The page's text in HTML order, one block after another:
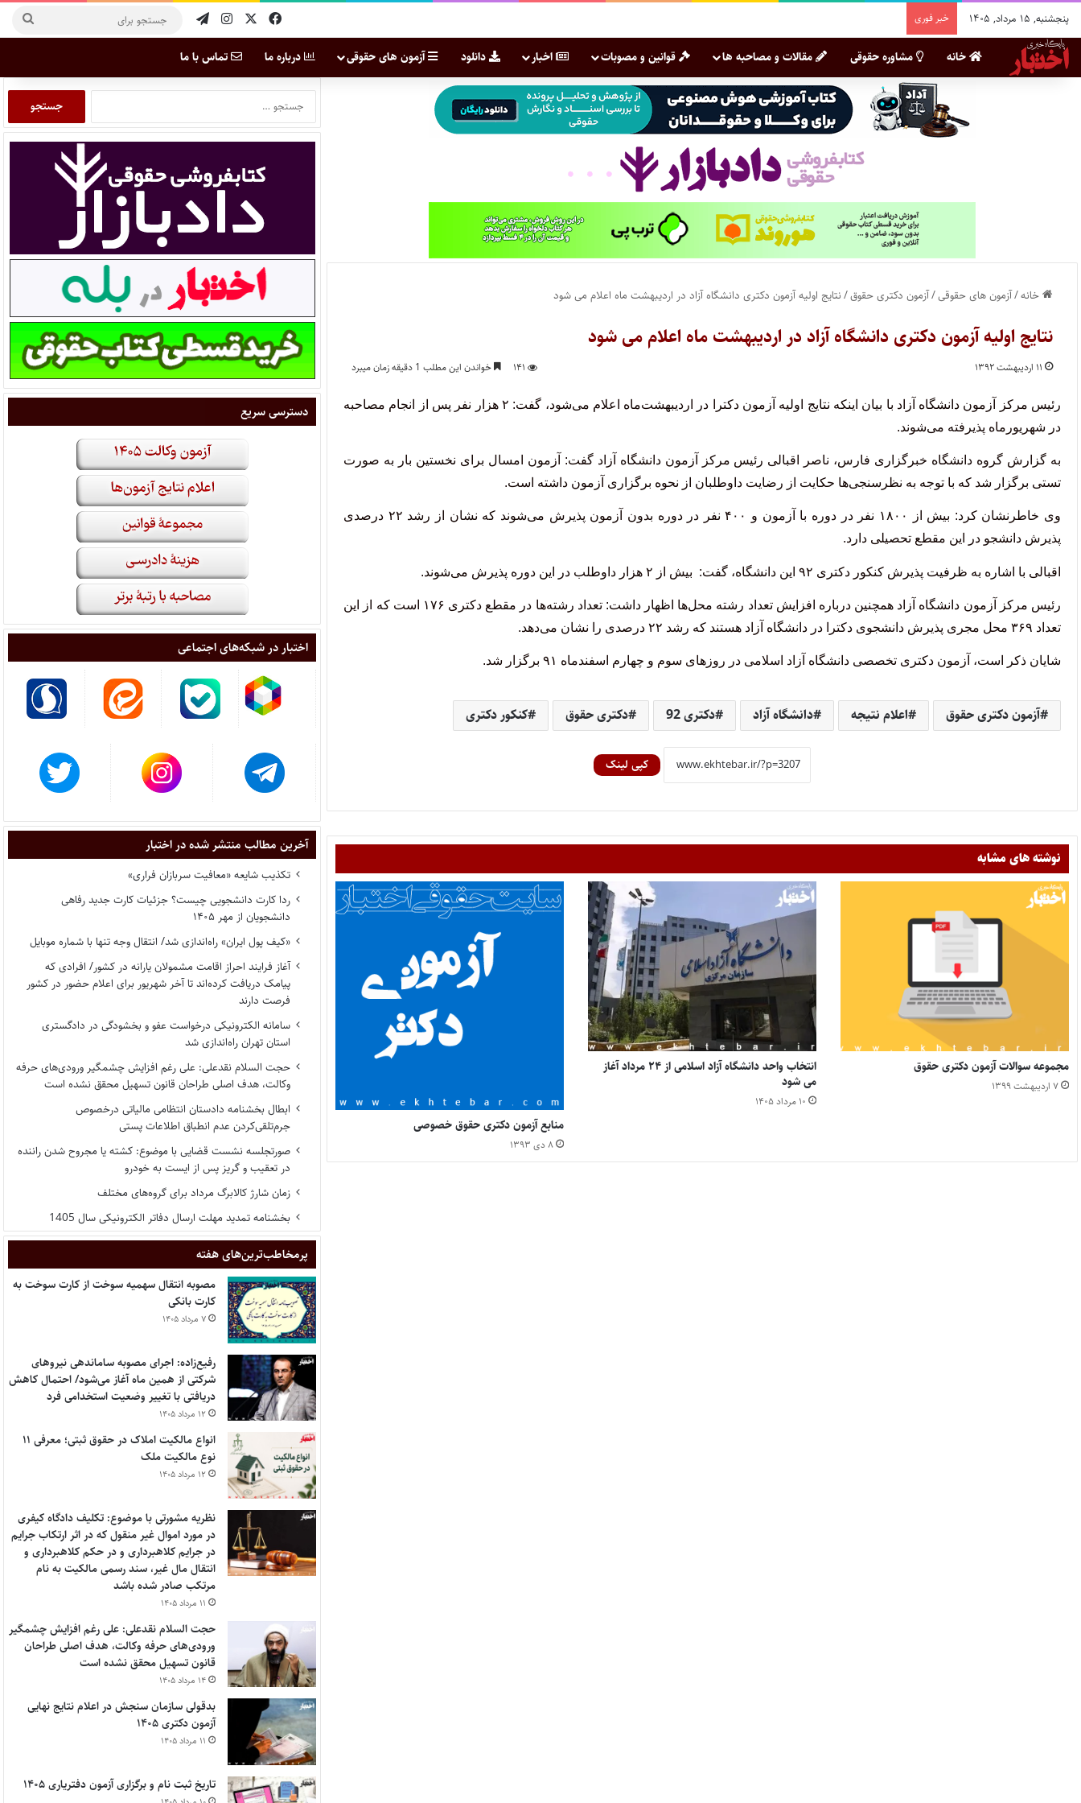
پنجشنبه, ۱۵ مرداد, ۱۴۰۵ خبر فوری
خانه مشاوره حقوقی مقالات و مصاحبه ها قوانین و مصوبات اخبار دانلود آزمون های حقوقی درباره ما تماس با ما
خانه/آزمون های حقوقی/آزمون دکتری حقوق/نتایج اولیه آزمون دکتری دانشگاه آزاد در اردیبهشت ماه اعلام می شود
نتایج اولیه آزمون دکتری دانشگاه آزاد در اردیبهشت ماه اعلام می شود
۱۱ اردیبهشت ۱۳۹۲ ۱۴۱ خواندن این مطلب 1 دقیقه زمان میبرد
رئیس مرکز آزمون دانشگاه آزاد با بیان اینکه نتایج اولیه آزمون دکترا در اردیبهشت‌ماه اعلام می‌شود، گفت: ۲ هزار نفر پس از انجام مصاحبه
در شهریورماه پذیرفته می‌شوند.
به گزارش گروه دانشگاه خبرگزاری فارس، ناصر اقبالی رئیس مرکز آزمون دانشگاه آزاد گفت: آزمون امسال برای نخستین بار به صورت
تستی برگزار شد که با توجه به نظرسنجی‌ها حکایت از رضایت داوطلبان از نحوه برگزاری آزمون داشته است.
وی خاطرنشان کرد: بیش از ۱۸۰۰ نفر در دوره با آزمون و ۴۰۰ نفر در دوره بدون آزمون پذیرش می‌شوند که نشان از رشد ۲۲ درصدی
پذیرش دانشجو در این مقطع تحصیلی دارد.
اقبالی با اشاره به ظرفیت پذیرش کنکور دکتری ۹۲ این دانشگاه، گفت: بیش از ۲ هزار داوطلب در این دوره پذیرش می‌شوند.
رئیس مرکز آزمون دانشگاه آزاد همچنین درباره افزایش تعداد رشته محل‌ها اظهار داشت: تعداد رشته‌ها در مقطع دکتری ۱۷۶ است که از این
تعداد ۳۶۹ محل مجری پذیرش دانشجوی دکترا در دانشگاه آزاد هستند که رشد ۲۲ درصدی را نشان می‌دهد.
شایان ذکر است، آزمون دکتری تخصصی دانشگاه آزاد اسلامی در روزهای سوم و چهارم اسفندماه ۹۱ برگزار شد.
آزمون دکتری حقوق اعلام نتیجه دانشگاه آزاد دکتری 92 دکتری حقوق کنکور دکتری
کپی لینک
نوشته های مشابه
مجموعه سوالات آزمون دکتری حقوق
۷ اردیبهشت ۱۳۹۹
انتخاب واحد دانشگاه آزاد اسلامی از ۲۴ مرداد آغاز
می شود
۱۰ مرداد ۱۴۰۵
منابع آزمون دکتری حقوق خصوصی
۸ دی ۱۳۹۳
دسترسی سریع
اختبار در شبکه‌های اجتماعی
آخرین مطالب منتشر شده در اختبار
تکذیب شایعه «معافیت سربازان فراری»
ردا کارت دانشجویی چیست؟ جزئیات کارت جدید رفاهی
دانشجویان از مهر ۱۴۰۵
«کیف پول ایران» راه‌اندازی شد/ انتقال وجه تنها با شماره موبایل
آغاز فرایند احراز اقامت مشمولان یارانه در کشور/ افرادی که
پیامک دریافت کرده‌اند تا آخر شهریور برای اعلام حضور در کشور
فرصت دارند
سامانه الکترونیکی درخواست عفو و بخشودگی در دادگستری
استان تهران راه‌اندازی شد
حجت السلام نقدعلی: علی رغم افزایش چشمگیر ورودی‌های حرفه
وکالت، هدف اصلی طراحان قانون تسهیل محقق نشده است
ابطال بخشنامه دادستان انتظامی مالیاتی درخصوص
جرم‌تلقی‌کردن عدم انطباق اطلاعات پستی
صورتجلسه نشست قضایی با موضوع: کشته یا مجروح شدن راننده
در تعقیب و گریز پس از ایست به خودرو
زمان شارژ کالابرگ مرداد برای گروه‌های مختلف
بخشنامه تمدید مهلت ارسال دفاتر الکترونیکی سال 1405
پر‌مخاطب‌ترین‌های هفته
مصوبه انتقال سهمیه سوخت از کارت سوخت به
کارت بانکی
۷ مرداد ۱۴۰۵
رفیع‌زاده: اجرای مصوبه ساماندهی نیروهای
شرکتی از همین ماه آغاز می‌شود/ احتمال کاهش
دریافتی با تغییر وضعیت استخدامی فرد
۱۲ مرداد ۱۴۰۵
انواع مالکیت املاک در حقوق ثبتی؛ معرفی ۱۱
نوع مالکیت ملک
۱۲ مرداد ۱۴۰۵
نظریه مشورتی با موضوع: تکلیف دادگاه کیفری
در مورد اموال غیر منقول که در اثر ارتکاب جرایم
در جرایم کلاهبرداری و در حکم کلاهبرداری و
انتقال مال غیر، سند رسمی مالکیت به نام
مرتکب صادر شده باشد
۱۱ مرداد ۱۴۰۵
حجت السلام نقدعلی: علی رغم افزایش چشمگیر
ورودی‌های حرفه وکالت، هدف اصلی طراحان
قانون تسهیل محقق نشده است
۱۴ مرداد ۱۴۰۵
بدقولی سازمان سنجش در اعلام نتایج نهایی
آزمون دکتری ۱۴۰۵
۱۱ مرداد ۱۴۰۵
تاریخ ثبت نام و برگزاری آزمون دفتریاری ۱۴۰۵